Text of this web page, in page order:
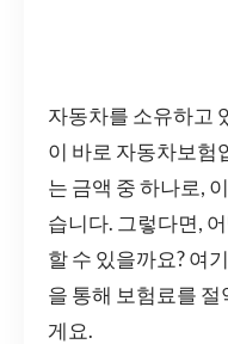
자동차를 소유하고
이 바로 자동차보험
는 금액 중 하나로,
습니다. 그렇다면,
할 수 있을까요? 여
을 통해 보험료를
게요.